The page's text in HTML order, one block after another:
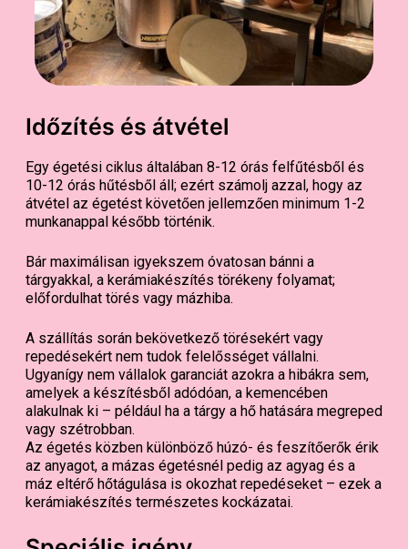
Időzítés és átvétel
Egy égetési ciklus általában 8-12 órás felfűtésből és
10-12 órás hűtésből áll; ezért számolj azzal, hogy az
átvétel az égetést követően jellemzően minimum 1-2
munkanappal később történik.
Bár maximálisan igyekszem óvatosan bánni a
tárgyakkal, a kerámiakészítés törékeny folyamat;
előfordulhat törés vagy mázhiba.
A szállítás során bekövetkező törésekért vagy
repedésekért nem tudok felelősséget vállalni.
Ugyanígy nem vállalok garanciát azokra a hibákra sem,
amelyek a készítésből adódóan, a kemencében
alakulnak ki – például ha a tárgy a hő hatására megreped
vagy szétrobban.
Az égetés közben különböző húzó- és feszítőerők érik
az anyagot, a mázas égetésnél pedig az agyag és a
máz eltérő hőtágulása is okozhat repedéseket – ezek a
kerámiakészítés természetes kockázatai.